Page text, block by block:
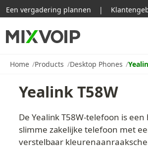
Home Products Desktop Phones
Yealink T58W
De Yealink T58W-telefoon is
slimme zakelijke telefoon met
verstelbaar
Een vergadering plannen |